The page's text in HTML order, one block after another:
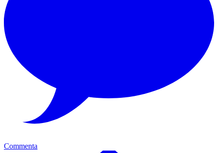
Commenta